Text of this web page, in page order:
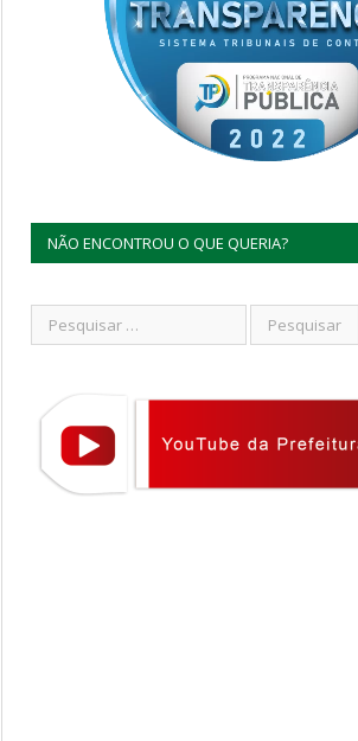
NÃO ENCONTROU O QUE QUERIA?